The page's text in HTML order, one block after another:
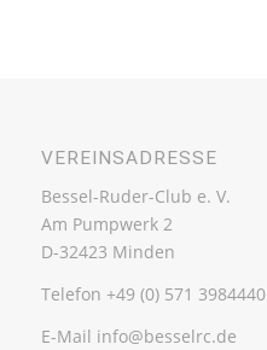
VEREINSADRESSE
Bessel-Ruder-Club e. V.
Am Pumpwerk 2
D-32423 Minden
Telefon +49 (0) 571 3984440
E-Mail info@besselrc.de